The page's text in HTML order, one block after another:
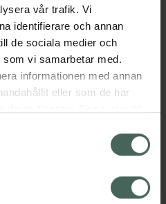
vår trafik. Vi
identifierare och annan
de sociala medier och
vi samarbetar med.
informationen med annan
eller som de har
samtycke påverkar inte
skett innan återkallelsen.
användning.
(Extern sida)
recept på Diza?
hem din medicin fraktfritt